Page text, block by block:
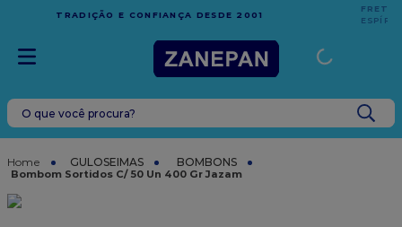
FRETE GRÁTIS
ESPÍRITO SANTO
O que você procura?
GULOSEIMAS BOMBONS
Bombom Sortidos C/ 50 Un 400 Gr Jazam
TERMOS MAIS BUSCADOS
leite condensado